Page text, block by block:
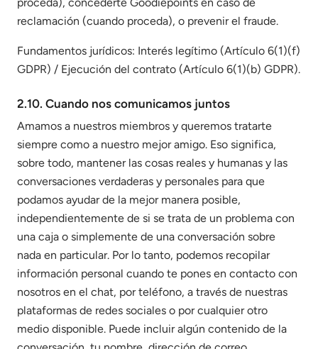
reclamación (cuando proceda), o prevenir el fraude.
Fundamentos jurídicos: Interés legítimo (Artículo 6(1)(f)
GDPR) / Ejecución del contrato (Artículo 6(1)(b) GDPR).
2.10. Cuando nos comunicamos juntos
Amamos a nuestros miembros y queremos tratarte
siempre como a nuestro mejor amigo. Eso significa,
sobre todo, mantener las cosas reales y humanas y las
conversaciones verdaderas y personales para que
podamos ayudar de la mejor manera posible,
independientemente de si se trata de un problema con
una caja o simplemente de una conversación sobre
nada en particular. Por lo tanto, podemos recopilar
información personal cuando te pones en contacto con
nosotros en el chat, por teléfono, a través de nuestras
plataformas de redes sociales o por cualquier otro
medio disponible. Puede incluir algún contenido de la